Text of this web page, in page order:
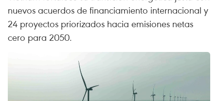
nuevos acuerdos de financiamiento internacional y
24 proyectos priorizados hacia emisiones netas
cero para 2050.